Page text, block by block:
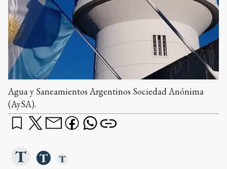
Agua y Saneamientos Argentinos Sociedad Anónima
(AySA).